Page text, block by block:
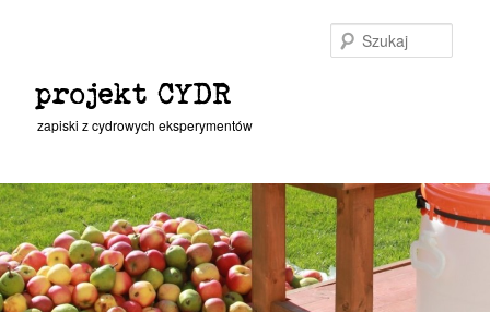
projekt CYDR
zapiski z cydrowych eksperymentów